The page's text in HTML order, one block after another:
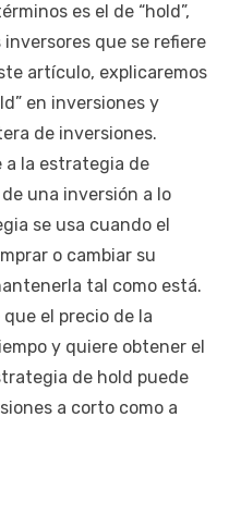
es el de “hold”,
que se refiere
artículo, explicaremos
en inversiones y
de inversiones.
a la estrategia de
una inversión a lo
se usa cuando el
o cambiar su
tal como está.
el precio de la
y quiere obtener el
de hold puede
a corto como a